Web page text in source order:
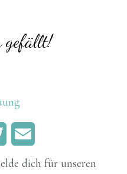
gefällt!
w
m
dich für unseren